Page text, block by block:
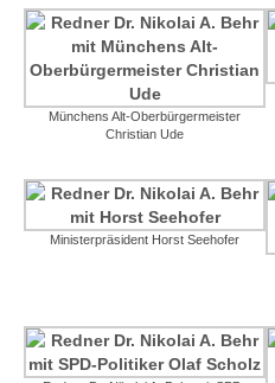
Münchens Alt-Oberbürgermeister
Christian Ude
Ministerpräsident Horst Seehofer